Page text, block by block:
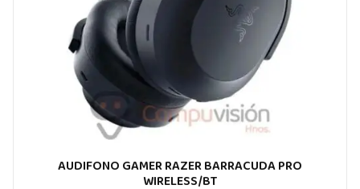
AUDIFONO GAMER RAZER BARRACUDA PRO
WIRELESS/BT